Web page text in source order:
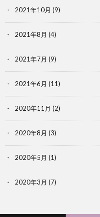
2021年10月 (9)
2021年8月 (4)
2021年7月 (9)
2021年6月 (11)
2020年11月 (2)
2020年8月 (3)
2020年5月 (1)
2020年3月 (7)